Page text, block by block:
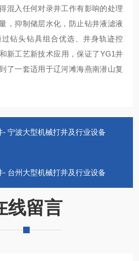
混入任何对录井工作有影响的处理
，抑制储层水化，防止钻井液滤液
钻头钻具组合优选、井身轨迹控
新工艺新技术应用，保证了YG1井
了一套适用于辽河滩海燕南潜山复
- 宁波大型机械打井及行业设备
- 台州大型机械打井及行业设备
线留言